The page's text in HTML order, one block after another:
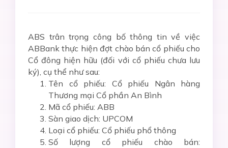
ABS trân trọng công bố thông tin về việc
ABBank thực hiện đợt chào bán cổ phiếu cho
Cổ đông hiện hữu (đối với cổ phiếu chưa lưu
ký), cụ thể như sau:
Tên cổ phiếu: Cổ phiếu Ngân hàng
Thương mại Cổ phần An Bình
Mã cổ phiếu: ABB
Sàn giao dịch: UPCOM
Loại cổ phiếu: Cổ phiếu phổ thông
Số lượng cổ phiếu chào bán: